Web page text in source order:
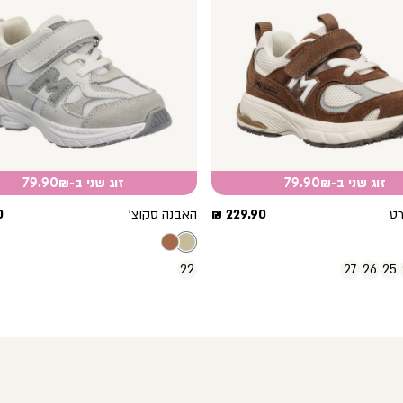
זוג שני ב-79.90₪
מחיר
229.90 ₪
25
26
27
זוג שני ב-79.90₪
האבנה סקוצ’
22